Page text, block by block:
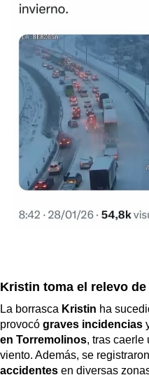
Kristin toma el relevo
La borrasca Kristin ha
provocó graves incidencias
en Torremolinos, tras caerle
viento. Además, se registraron
accidentes en diversas